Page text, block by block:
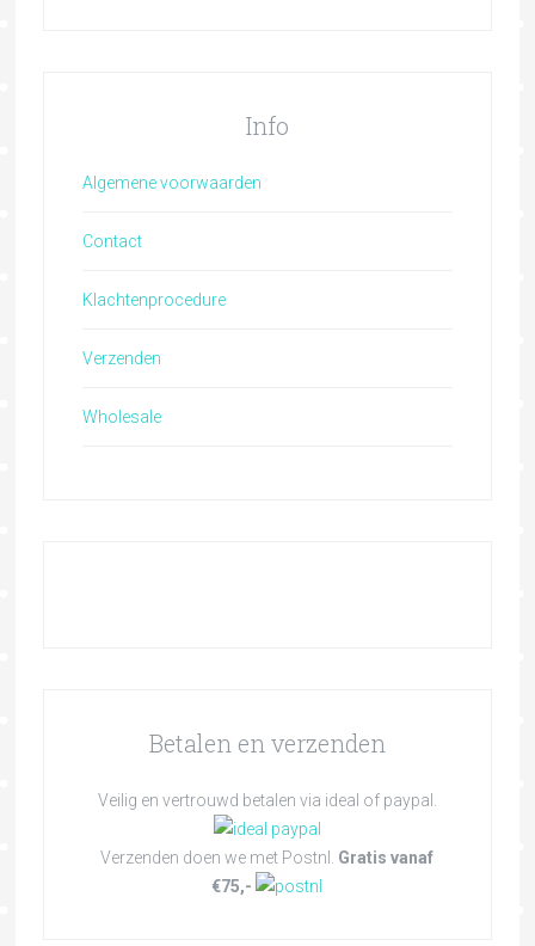
Info
Algemene voorwaarden
Contact
Klachtenprocedure
Verzenden
Wholesale
Betalen en verzenden
Veilig en vertrouwd betalen via ideal of paypal.
Verzenden doen we met Postnl. Gratis vanaf
€75,-